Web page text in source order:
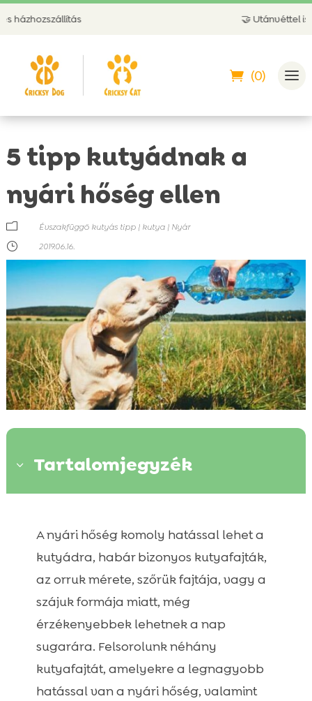
🤝 Utánvéttel is fizethetsz
(0)
5 tipp kutyádnak a
nyári hőség ellen
m Évszakfüggő kutyás tipp | kutya | Nyár
}
2019.06.16.
3 Tartalomjegyzék
Kutya problémák: Útmutató az
egészséghez és viselkedéshez
Kutya tavasz: Tippek kutyásoknak
A nyári hőség komoly hatással lehet a
kutyádra, habár bizonyos kutyafajták,
az orruk mérete, szőrük fajtája, vagy a
szájuk formája miatt, még
érzékenyebbek lehetnek a nap
sugarára. Felsorolunk néhány
kutyafajtát, amelyekre a legnagyobb
hatással van a nyári hőség, valamint